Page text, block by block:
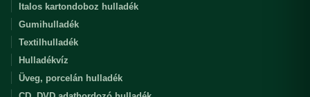
Italos kartondoboz hulladék
Gumihulladék
Textilhulladék
Hulladékvíz
Üveg, porcelán hulladék